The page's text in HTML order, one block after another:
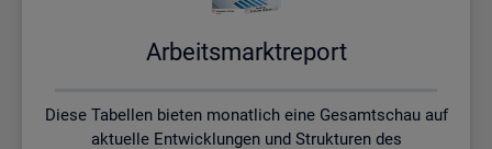
Ar­beits­markt­re­port
Diese Tabellen bieten monatlich eine Gesamtschau auf
aktuelle Entwicklungen und Strukturen des